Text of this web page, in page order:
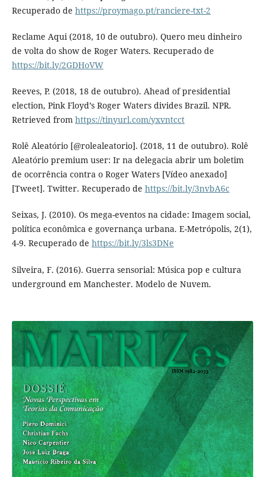
Recuperado de https://proymago.pt/ranciere-txt-2
Reclame Aqui (2018, 10 de outubro). Quero meu dinheiro
de volta do show de Roger Waters. Recuperado de
https://bit.ly/2GDHoVW
Reeves, P. (2018, 18 de outubro). Ahead of presidential
election, Pink Floyd’s Roger Waters divides Brazil. NPR.
Retrieved from https://tinyurl.com/yxvntcct
Rolê Aleatório [@rolealeatorio]. (2018, 11 de outubro). Rolê
Aleatório premium user: Ir na delegacia abrir um boletim
de ocorrência contra o Roger Waters [Vídeo anexado]
[Tweet]. Twitter. Recuperado de https://bit.ly/3nvbA6c
Seixas, J. (2010). Os mega-eventos na cidade: Imagem social,
política econômica e governança urbana. E-Metrópolis, 2(1),
4-9. Recuperado de https://bit.ly/3ls3DNe
Silveira, F. (2016). Guerra sensorial: Música pop e cultura
underground em Manchester. Modelo de Nuvem.